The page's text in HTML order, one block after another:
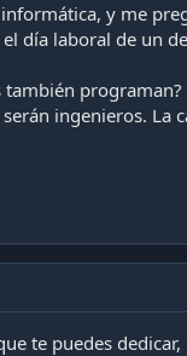
y me
día laboral de un
también
ingenieros. La
te puedes